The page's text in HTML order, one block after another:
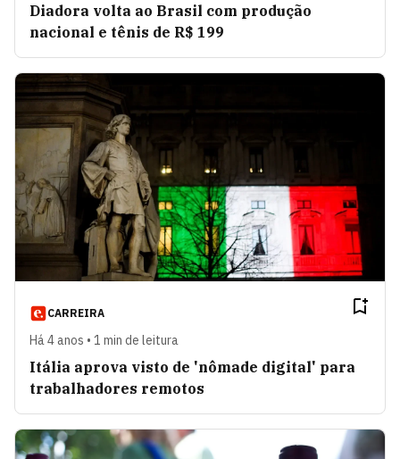
Diadora volta ao Brasil com produção
nacional e tênis de R$ 199
CARREIRA
Há 4 anos • 1 min de leitura
Itália aprova visto de 'nômade digital' para
trabalhadores remotos